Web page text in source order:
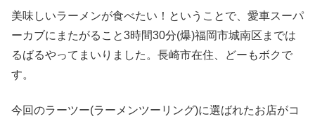
美味しいラーメンが食べたい！ということで、愛車スーパ
ーカブにまたがること3時間30分(爆)福岡市城南区までは
るばるやってまいりました。長崎市在住、どーもボクで
す。
今回のラーツー(ラーメンツーリング)に選ばれたお店がコ